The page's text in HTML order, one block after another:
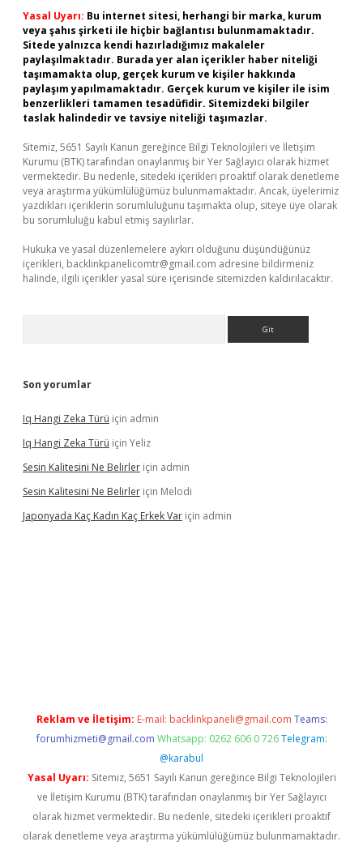
Yasal Uyarı: Bu internet sitesi, herhangi bir marka, kurum
veya şahıs şirketi ile hiçbir bağlantısı bulunmamaktadır.
Sitede yalnızca kendi hazırladığımız makaleler
paylaşılmaktadır. Burada yer alan içerikler haber niteliği
taşımamakta olup, gerçek kurum ve kişiler hakkında
paylaşım yapılmamaktadır. Gerçek kurum ve kişiler ile isim
benzerlikleri tamamen tesadüfidir. Sitemizdeki bilgiler
taslak halindedir ve tavsiye niteliği taşımazlar.
Sitemiz, 5651 Sayılı Kanun gereğince Bilgi Teknolojileri ve İletişim
Kurumu (BTK) tarafından onaylanmış bir Yer Sağlayıcı olarak hizmet
vermektedir. Bu nedenle, sitedeki içerikleri proaktif olarak denetleme
veya araştırma yükümlülüğümüz bulunmamaktadır. Ancak, üyelerimiz
yazdıkları içeriklerin sorumluluğunu taşımakta olup, siteye üye olarak
bu sorumluluğu kabul etmiş sayılırlar.
Hukuka ve yasal düzenlemelere aykırı olduğunu düşündüğünüz
içerikleri, backlinkpanelicomtr@gmail.com adresine bildirmeniz
halinde, ilgili içerikler yasal süre içerisinde sitemizden kaldırılacaktır.
Son yorumlar
Iq Hangi Zeka Türü için admin
Iq Hangi Zeka Türü için Yeliz
Sesin Kalitesini Ne Belirler için admin
Sesin Kalitesini Ne Belirler için Melodi
Japonyada Kaç Kadın Kaç Erkek Var için admin
Reklam ve İletişim: E-mail: backlinkpaneli@gmail.com Teams:
forumhizmeti@gmail.com Whatsapp: 0262 606 0 726 Telegram:
@karabul
Yasal Uyarı: Sitemiz, 5651 Sayılı Kanun gereğince Bilgi Teknolojileri
ve İletişim Kurumu (BTK) tarafından onaylanmış bir Yer Sağlayıcı
olarak hizmet vermektedir. Bu nedenle, sitedeki içerikleri proaktif
olarak denetleme veya araştırma yükümlülüğümüz bulunmamaktadır.